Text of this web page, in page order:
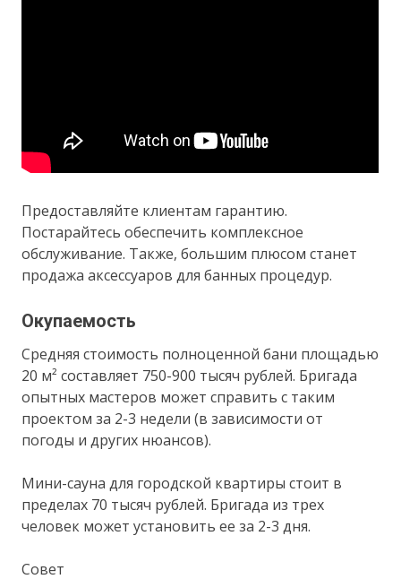
Предоставляйте клиентам гарантию.
Постарайтесь обеспечить комплексное
обслуживание. Также, большим плюсом станет
продажа аксессуаров для банных процедур.
Окупаемость
Средняя стоимость полноценной бани площадью
20 м² составляет 750-900 тысяч рублей. Бригада
опытных мастеров может справить с таким
проектом за 2-3 недели (в зависимости от
погоды и других нюансов).
Мини-сауна для городской квартиры стоит в
пределах 70 тысяч рублей. Бригада из трех
человек может установить ее за 2-3 дня.
Совет